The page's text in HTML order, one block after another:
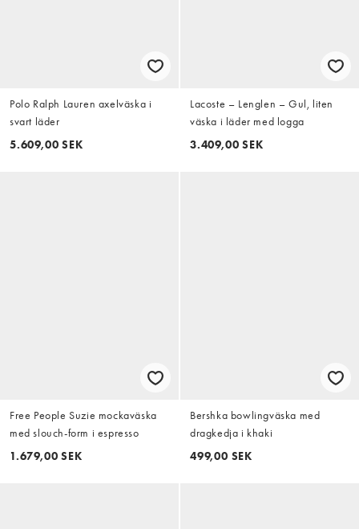
Polo Ralph Lauren axelväska i
svart läder
5.609,00 SEK
Lacoste – Lenglen – Gul, liten
väska i läder med logga
3.409,00 SEK
Free People Suzie mockaväska
med slouch-form i espresso
1.679,00 SEK
Bershka bowlingväska med
dragkedja i khaki
499,00 SEK